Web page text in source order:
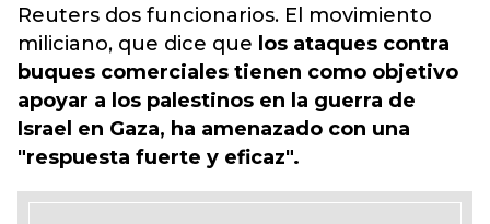
Reuters dos funcionarios. El movimiento
miliciano, que dice que los ataques contra
buques comerciales tienen como objetivo
apoyar a los palestinos en la guerra de
Israel en Gaza, ha amenazado con una
"respuesta fuerte y eficaz".